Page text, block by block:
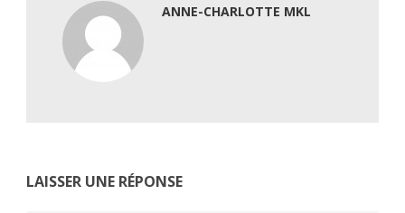
ANNE-CHARLOTTE MKL
LAISSER UNE RÉPONSE